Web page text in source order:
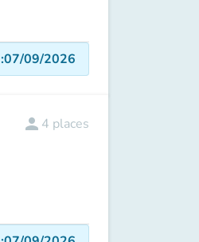
:07/09/2026
person 4 places